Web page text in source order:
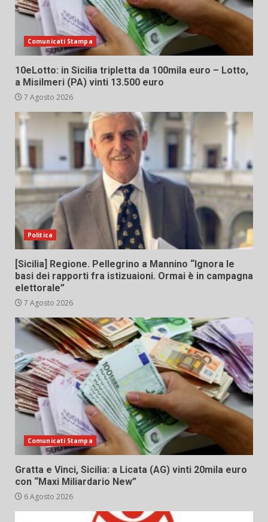
Comunicati Stampa
10eLotto: in Sicilia tripletta da 100mila euro – Lotto,
a Misilmeri (PA) vinti 13.500 euro
7 Agosto 2026
Politica
[Sicilia] Regione. Pellegrino a Mannino “Ignora le
basi dei rapporti fra istizuaioni. Ormai è in campagna
elettorale”
7 Agosto 2026
Comunicati Stampa
Gratta e Vinci, Sicilia: a Licata (AG) vinti 20mila euro
con “Maxi Miliardario New”
6 Agosto 2026